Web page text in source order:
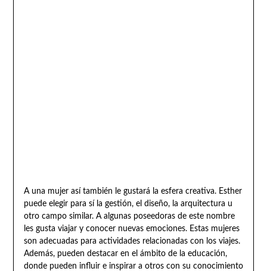
A una mujer así también le gustará la esfera creativa. Esther
puede elegir para sí la gestión, el diseño, la arquitectura u
otro campo similar. A algunas poseedoras de este nombre
les gusta viajar y conocer nuevas emociones. Estas mujeres
son adecuadas para actividades relacionadas con los viajes.
Además, pueden destacar en el ámbito de la educación,
donde pueden influir e inspirar a otros con su conocimiento